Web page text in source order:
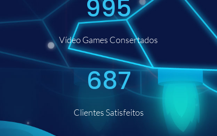
995
Vídeo Games Consertados
687
Clientes Satisfeitos